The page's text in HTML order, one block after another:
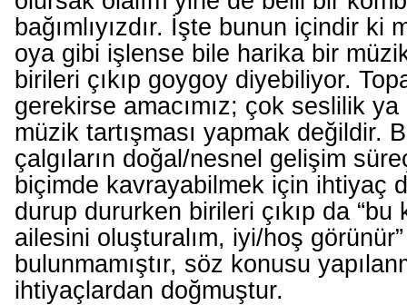
bağımlıyızdır. İşte bunun içindir ki
oya gibi işlense bile harika bir
birileri çıkıp goygoy diyebiliyor.
gerekirse amacımız; çok seslilik
müzik tartışması yapmak değildir.
çalgıların doğal/nesnel gelişim
biçimde kavrayabilmek için ihtiyaç
durup dururken birileri çıkıp da “bu
ailesini oluşturalım, iyi/hoş
bulunmamıştır, söz konusu
ihtiyaçlardan doğmuştur.